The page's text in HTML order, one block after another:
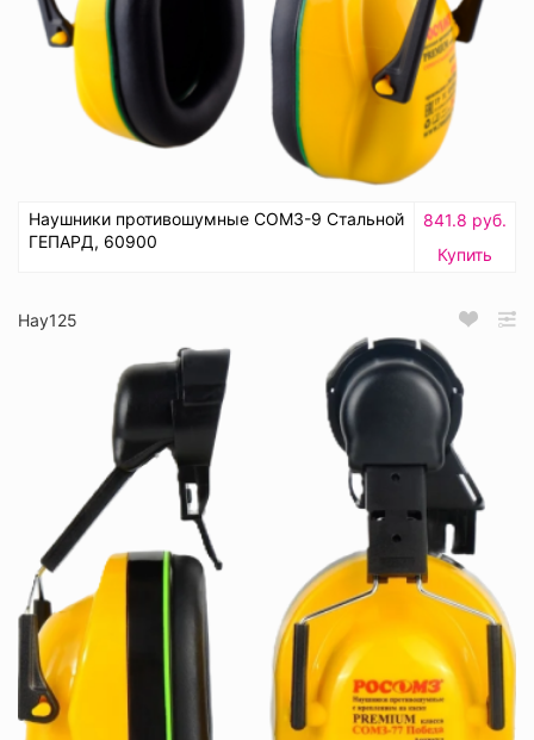
Наушники противошумные СОМЗ-9 Стальной
ГЕПАРД, 60900
841.8 руб.
Купить
Нау125